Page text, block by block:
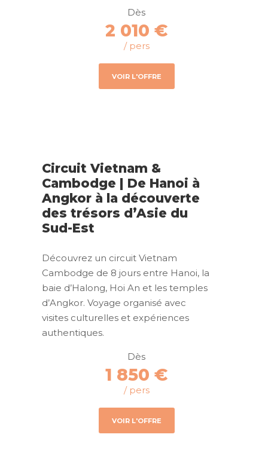
Dès
2 010 €
/ pers
VOIR L'OFFRE
Circuit Vietnam &
Cambodge | De Hanoi à
Angkor à la découverte
des trésors d’Asie du
Sud-Est
Découvrez un circuit Vietnam
Cambodge de 8 jours entre Hanoi, la
baie d’Halong, Hoi An et les temples
d’Angkor. Voyage organisé avec
visites culturelles et expériences
authentiques.
Dès
1 850 €
/ pers
VOIR L'OFFRE